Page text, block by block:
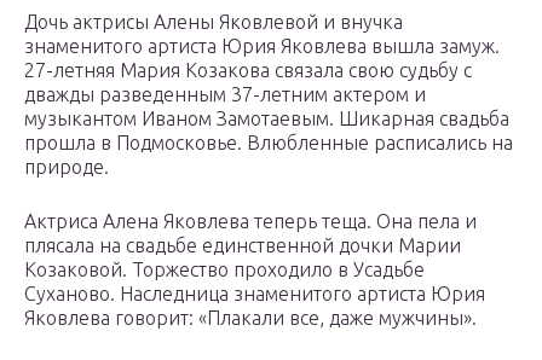
Дочь актрисы Алены Яковлевой и внучка
знаменитого артиста Юрия Яковлева вышла замуж.
27-летняя Мария Козакова связала свою судьбу с
дважды разведенным 37-летним актером и
музыкантом Иваном Замотаевым. Шикарная свадьба
прошла в Подмосковье. Влюбленные расписались на
природе.
Актриса Алена Яковлева теперь теща. Она пела и
плясала на свадьбе единственной дочки Марии
Козаковой. Торжество проходило в Усадьбе
Суханово. Наследница знаменитого артиста Юрия
Яковлева говорит: «Плакали все, даже мужчины».